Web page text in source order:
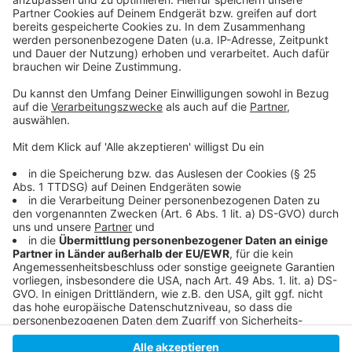
Anzeige
19-jähriger Altstadtbesucher nach Flaschenangriff
Mehr Videobeobachtung in der Altstadt
Aktuelle Corona-Regeln
Anzeige
Anzeige